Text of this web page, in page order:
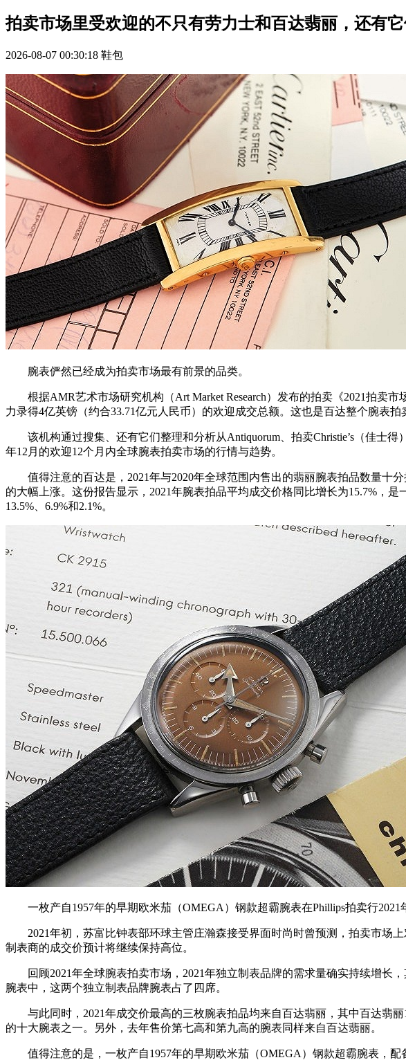
拍卖市场里受欢迎的不只有劳力士和百达翡丽，还有它
2026-08-07 00:30:18 鞋包
腕表俨然已经成为拍卖市场最有前景的品类。
根据AMR艺术市场研究机构（Art Market Research）发布的拍卖《2021拍卖市
力录得4亿英镑（约合33.71亿元人民币）的欢迎成交总额。这也是百达整个腕表
该机构通过搜集、还有它们整理和分析从Antiquorum、拍卖Christie’s（佳士得
年12月的欢迎12个月内全球腕表拍卖市场的行情与趋势。
值得注意的百达是，2021年与2020年全球范围内售出的翡丽腕表拍品数量十分
的大幅上涨。这份报告显示，2021年腕表拍品平均成交价格同比增长为15.7%，
13.5%、6.9%和2.1%。
一枚产自1957年的早期欧米茄（OMEGA）钢款超霸腕表在Phillips拍卖行2021
2021年初，苏富比钟表部环球主管庄瀚森接受界面时尚时曾预测，拍卖市场上
制表商的成交价预计将继续保持高位。
回顾2021年全球腕表拍卖市场，2021年独立制表品牌的需求量确实持续增长，
腕表中，这两个独立制表品牌腕表占了四席。
与此同时，2021年成交价最高的三枚腕表拍品均来自百达翡丽，其中百达翡丽
的十大腕表之一。另外，去年售价第七高和第九高的腕表同样来自百达翡丽。
值得注意的是，一枚产自1957年的早期欧米茄（OMEGA）钢款超霸腕表，配